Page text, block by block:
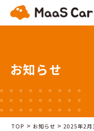
お知らせ
TOP > お知らせ >2025年2月